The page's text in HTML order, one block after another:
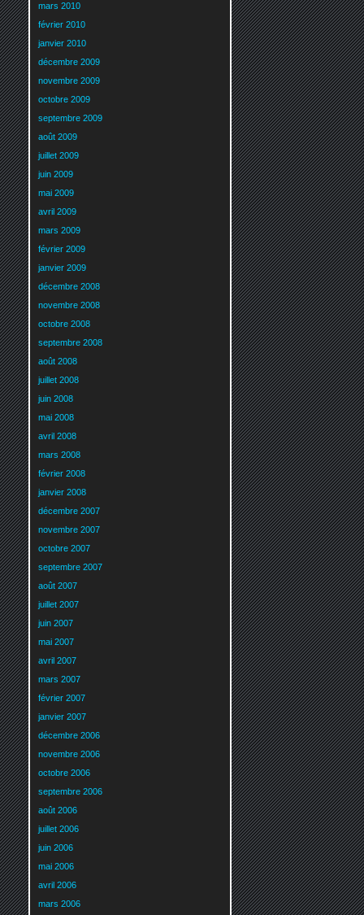
mars 2010
février 2010
janvier 2010
décembre 2009
novembre 2009
octobre 2009
septembre 2009
août 2009
juillet 2009
juin 2009
mai 2009
avril 2009
mars 2009
février 2009
janvier 2009
décembre 2008
novembre 2008
octobre 2008
septembre 2008
août 2008
juillet 2008
juin 2008
mai 2008
avril 2008
mars 2008
février 2008
janvier 2008
décembre 2007
novembre 2007
octobre 2007
septembre 2007
août 2007
juillet 2007
juin 2007
mai 2007
avril 2007
mars 2007
février 2007
janvier 2007
décembre 2006
novembre 2006
octobre 2006
septembre 2006
août 2006
juillet 2006
juin 2006
mai 2006
avril 2006
mars 2006